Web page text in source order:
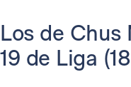
Los de Chus
19 de Liga